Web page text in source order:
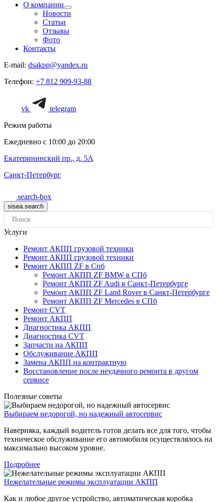
О компании
Новости
Статьи
Отзывы
Фото
Контакты
E-mail: dsakpp@yandex.ru
Телефон: +7 812 909-93-88
vk
telegram
Режим работы
Ежедневно с 10:00 до 20:00
Екатерининский пр., д. 5А
Санкт-Петербург
search-box
Услуги
Ремонт АКПП грузовой техники
Ремонт АКПП грузовой техники
Ремонт АКПП ZF в Спб
Ремонт АКПП ZF BMW в СПб
Ремонт АКПП ZF Audi в Санкт-Петербурге
Ремонт АКПП ZF Land Rover в Санкт-Петербурге
Ремонт АКПП ZF Mercedes в СПб
Ремонт CVT
Ремонт AКПП
Диагностика АКПП
Диагностика CVT
Запчасти на АКПП
Обслуживание АКПП
Замена АКПП на контрактную
Восстановление после неудачного ремонта в другом
сервисе
Полезные советы
Выбираем недорогой, но надежный автосервис
Наверняка, каждый водитель готов делать все для того, чтобы
техническое обслуживание его автомобиля осуществлялось на
максимально высоком уровне.
Подробнее
Нежелательные режимы эксплуатации АКПП
Как и любое другое устройство, автоматическая коробка